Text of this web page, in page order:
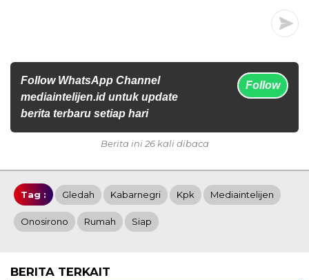
Follow WhatsApp Channel
mediaintelijen.id untuk update
berita terbaru setiap hari
Follow
Berita ini 26 kali dibaca
Tag : Gledah Kabarnegri Kpk Mediaintelijen
Onosirono Rumah Siap
BERITA TERKAIT